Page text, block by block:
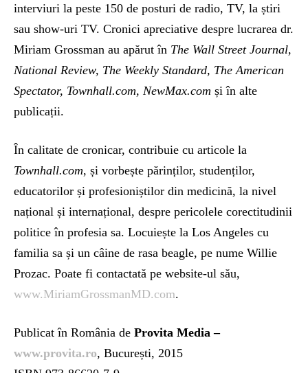
interviuri la peste 150 de posturi de radio, TV, la știri
sau show-uri TV. Cronici apreciative despre lucrarea dr.
Miriam Grossman au apărut în The Wall Street Journal,
National Review, The Weekly Standard, The American
Spectator, Townhall.com, NewMax.com și în alte
publicații.
În calitate de cronicar, contribuie cu articole la
Townhall.com, și vorbește părinților, studenților,
educatorilor și profesioniștilor din medicină, la nivel
național și internațional, despre pericolele corectitudinii
politice în profesia sa. Locuiește la Los Angeles cu
familia sa și un câine de rasa beagle, pe nume Willie
Prozac. Poate fi contactată pe website-ul său,
www.MiriamGrossmanMD.com.
Publicat în România de Provita Media –
www.provita.ro, București, 2015